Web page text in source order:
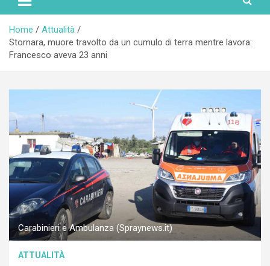
Home
Attualità
Stornara, muore travolto da un cumulo di terra mentre lavora:
Francesco aveva 23 anni
Carabinieri e Ambulanza (Spraynews.it)
ATTUALITÀ